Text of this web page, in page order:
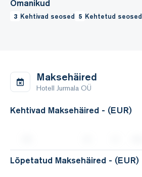
Omanikud
3 Kehtivad seosed 5 Kehtetud seosed
Maksehäired
Hotell Jurmala OÜ
Kehtivad Maksehäired - (EUR)
Lõpetatud Maksehäired - (EUR)